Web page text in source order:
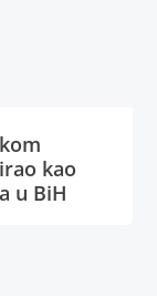
kao
u BiH